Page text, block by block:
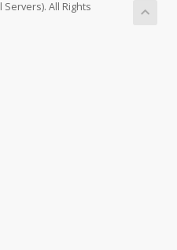
All Rights